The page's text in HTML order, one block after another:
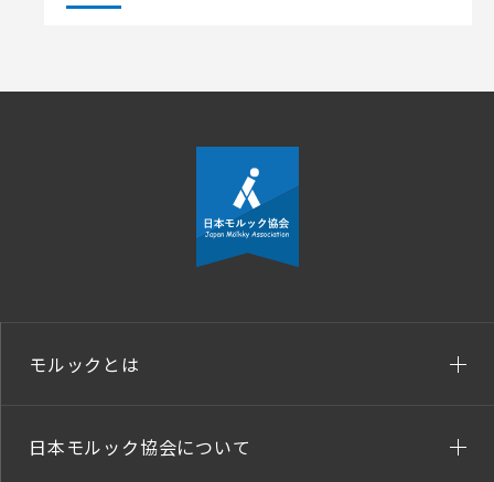
モルックとは
日本モルック協会について